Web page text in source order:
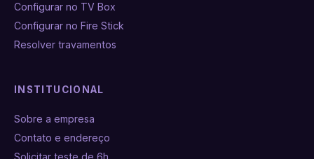
Configurar no TV Box
Configurar no Fire Stick
Resolver travamentos
INSTITUCIONAL
Sobre a empresa
Contato e endereço
Solicitar teste de 6h